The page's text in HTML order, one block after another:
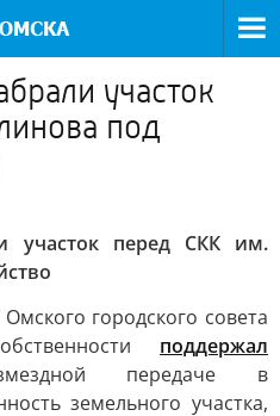
участок
под
участок перед СКК им.
городского совета
поддержал
передаче в
земельного участка,